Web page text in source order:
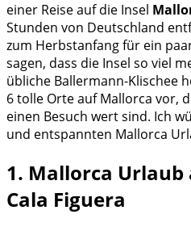
einer Reise auf die Insel
Stunden von Deutschland
zum Herbstanfang für ein
sagen, dass die Insel so viel
übliche Ballermann-Klischee
6 tolle Orte auf Mallorca vor,
einen Besuch wert sind. Ich
und entspannten Mallorca
1. Mallorca
Cala Figuera